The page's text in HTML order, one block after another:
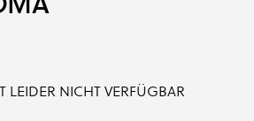
LEIDER NICHT VERFÜGBAR